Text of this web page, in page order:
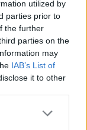
utilized by
parties prior to
the further
parties on the
may
IAB’s List of
it to other
Scritta della
contro
una R4” |